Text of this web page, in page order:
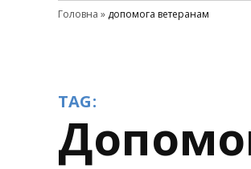
Головна » допомога ветеранам
TAG: